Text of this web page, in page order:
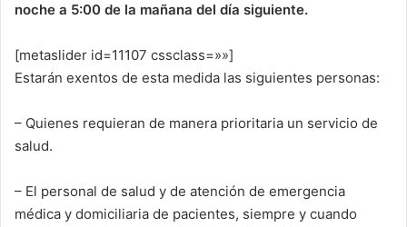
noche a 5:00 de la mañana del día siguiente.
[metaslider id=11107 cssclass=»»]
Estarán exentos de esta medida las siguientes personas:
– Quienes requieran de manera prioritaria un servicio de
salud.
– El personal de salud y de atención de emergencia
médica y domiciliaria de pacientes, siempre y cuando